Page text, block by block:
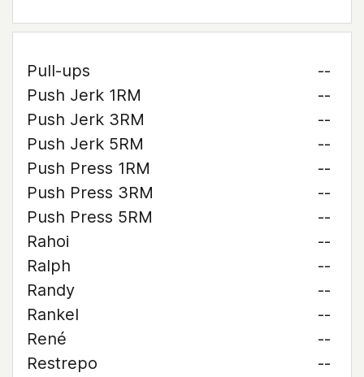
Pull-ups
--
Push Jerk 1RM
--
Push Jerk 3RM
--
Push Jerk 5RM
--
Push Press 1RM
--
Push Press 3RM
--
Push Press 5RM
--
Rahoi
--
Ralph
--
Randy
--
Rankel
--
René
--
Restrepo
--